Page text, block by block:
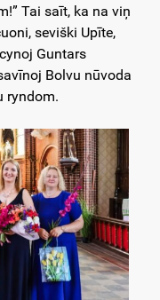
Tai saīt, ka na viņ
seviški Upīte,
Guntars
Bolvu nūvoda
ryndom.